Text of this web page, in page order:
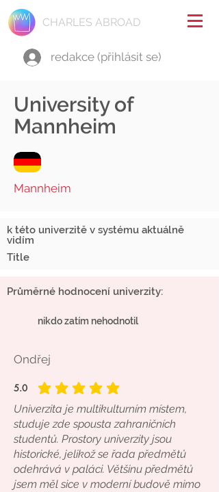
CHARLES ABROAD
redakce (přihlásit se)
University of
Mannheim
Mannheim
k této univerzitě v systému aktuálně
vidím
Title
Průměrné hodnocení univerzity:
nikdo zatím nehodnotil
Ondřej
5.0
průměrné hodnocení je 5 z 5
Univerzita je multikulturním místem,
studuje zde spousta zahraničních
studentů. Prostory univerzity jsou
historické, jelikož se řada předmětů
odehrává v paláci. Většinu předmětů
jsem měl sice v moderní budově mimo